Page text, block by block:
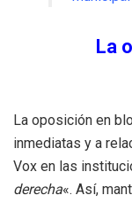
La
La oposición en
inmediatas y a
Vox en las
derecha«. Así,